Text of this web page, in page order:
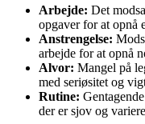
Arbejde: Det
opgaver for at opnå
Anstrengelse:
arbejde for at opnå
Alvor: Mangel på
med seriøsitet og
Rutine:
der er sjov og